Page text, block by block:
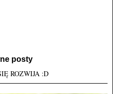
posty
ROZWIJA :D